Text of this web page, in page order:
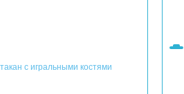
с игральными костями